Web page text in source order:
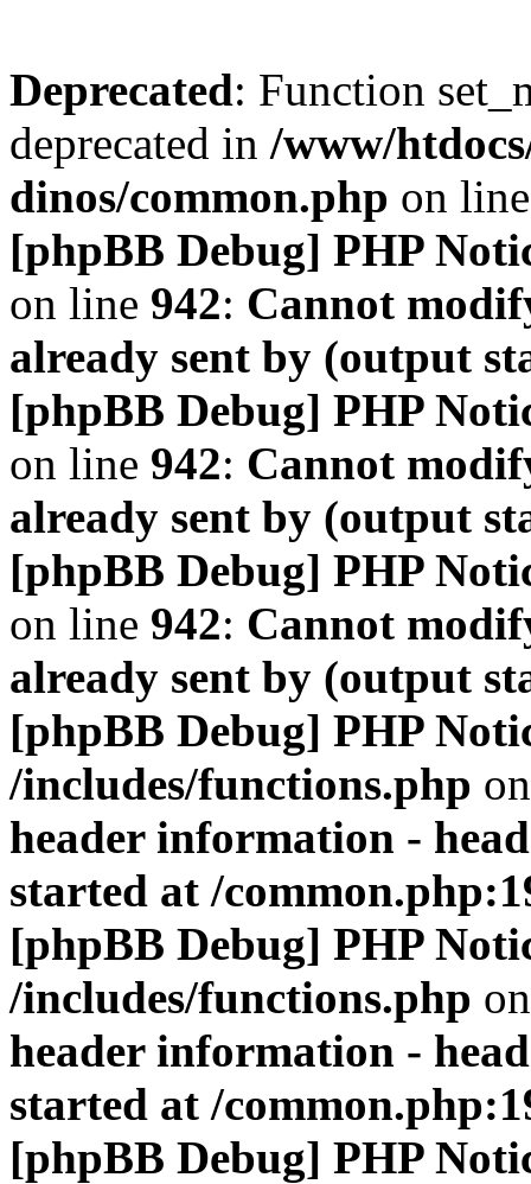
Deprecated: Function
deprecated in /www/
dinos/common.php on
[phpBB Debug] PHP
on line 942: Cannot
already sent by (output
[phpBB Debug] PHP
on line 942: Cannot
already sent by (output
[phpBB Debug] PHP
on line 942: Cannot
already sent by (output
[phpBB Debug] PHP
/includes/functions.php
header information -
started at /
[phpBB Debug] PHP
/includes/functions.php
header information -
started at /
[phpBB Debug] PHP